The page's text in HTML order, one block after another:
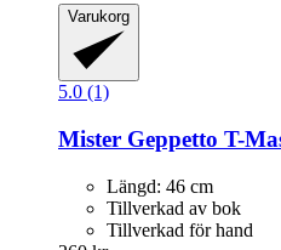
Varukorg
5.0 (1)
Mister Geppetto T-​
Längd: 46 cm
Tillverkad av bok
Tillverkad för hand